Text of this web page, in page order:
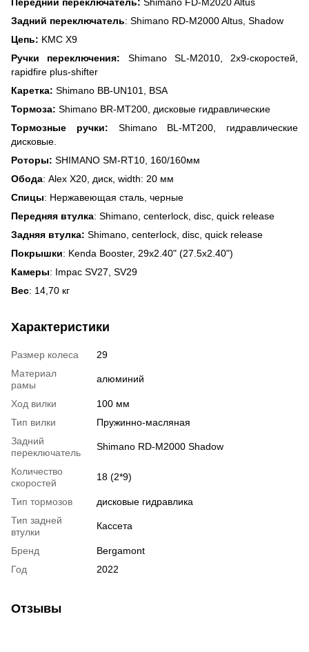
Задний переключатель: Shimano RD-M2000 Altus, Shadow
Цепь: KMC X9
Ручки переключения: Shimano SL-M2010, 2x9-скоростей,
rapidfire plus-shifter
Каретка: Shimano BB-UN101, BSA
Тормоза: Shimano BR-MT200, дисковые гидравлические
Тормозные ручки: Shimano BL-MT200, гидравлические
дисковые.
Роторы: SHIMANO SM-RT10, 160/160мм
Обода: Alex X20, диск, width: 20 мм
Спицы: Нержавеющая сталь, черные
Передняя втулка: Shimano, centerlock, disc, quick release
Задняя втулка: Shimano, centerlock, disc, quick release
Покрышки: Kenda Booster, 29x2.40" (27.5x2.40")
Камеры: Impac SV27, SV29
Вес: 14,70 кг
Характеристики
Размер колеса
29
Материал
рамы
алюминий
Ход вилки
100 мм
Тип вилки
Пружинно-масляная
Задний
переключатель
Shimano RD-M2000 Shadow
Количество
скоростей
18 (2*9)
Тип тормозов
дисковые гидравлика
Тип задней
втулки
Кассета
Бренд
Bergamont
Год
2022
Отзывы